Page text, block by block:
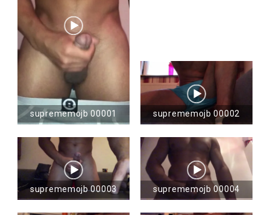
suprememojb 00001 suprememojb 00002
suprememojb 00003 suprememojb 00004